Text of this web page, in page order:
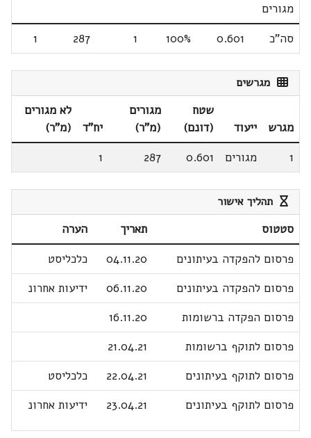
מגורים
סה"כ 0.601
100%
1
287
1
מגרשים
מגרש ייעוד
שטח
(דונם)
מגורים
(מ"ר)
יח"ד
לא מגורים
(מ"ר)
1
מגורים 0.601
287
1
תהליך אישור
סטטוס תאריך
הערה
פרסום להפקדה בעיתונים
04.11.20
כלכליסט
פרסום להפקדה בעיתונים
06.11.20
ידיעות אחרונ
פרסום הפקדה ברשומות
16.11.20
פרסום לתוקף ברשומות
21.04.21
פרסום לתוקף בעיתונים
22.04.21
כלכליסט
פרסום לתוקף בעיתונים
23.04.21 ידיעות אחרונ